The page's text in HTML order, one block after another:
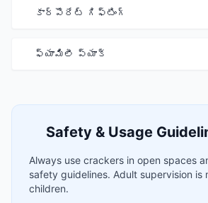
కార్పొరేట్ గిఫ్టింగ్
ఫ్యామిలీ ప్యాక్
Safety & Usage
Always use crackers in open spaces
safety guidelines. Adult supervision is
children.